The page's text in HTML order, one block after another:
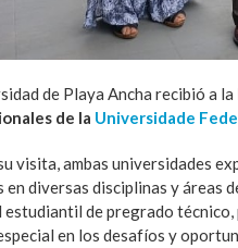
de Playa Ancha recibió a la
de la Universidade
visita, ambas universidades
en diversas disciplinas y áreas
estudiantil de pregrado
en los desafíos y